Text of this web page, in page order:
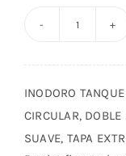
MATE
cantidad
INODORO
CIRCULAR,
SUAVE, TAPA